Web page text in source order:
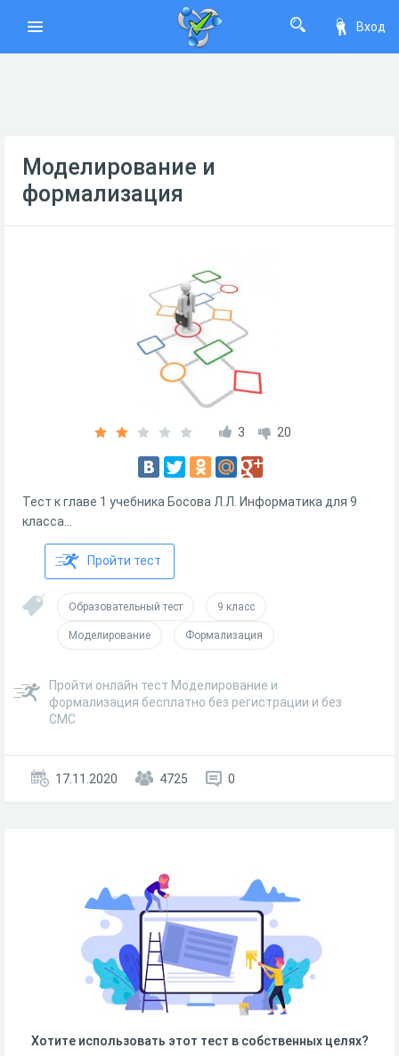
Вход
Моделирование и
формализация
3 20
Тест к главе 1 учебника Босова Л.Л. Информатика для 9
класса...
Пройти тест
Образовательный тест 9 класс
Моделирование Формализация
Пройти онлайн тест Моделирование и
формализация бесплатно без регистрации и без
СМС
17.11.2020 4725 0
Хотите использовать этот тест в собственных целях?